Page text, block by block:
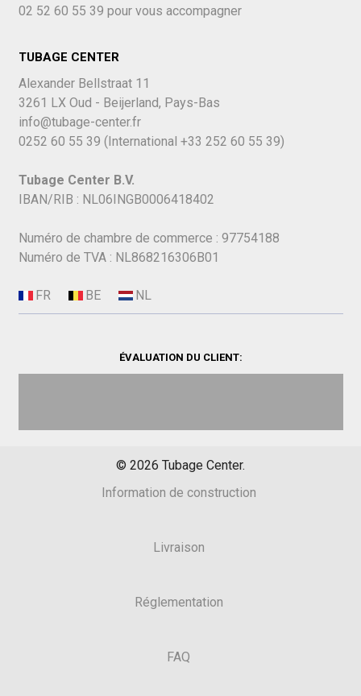
02 52 60 55 39 pour vous accompagner
TUBAGE CENTER
Alexander Bellstraat 11
3261 LX Oud - Beijerland, Pays-Bas
info@tubage-center.fr
0252 60 55 39 (International +33 252 60 55 39)
Tubage Center B.V.
IBAN/RIB : NL06INGB0006418402
Numéro de chambre de commerce : 97754188
Numéro de TVA : NL868216306B01
ÉVALUATION DU CLIENT:
© 2026 Tubage Center.
Information de construction
Livraison
Réglementation
FAQ